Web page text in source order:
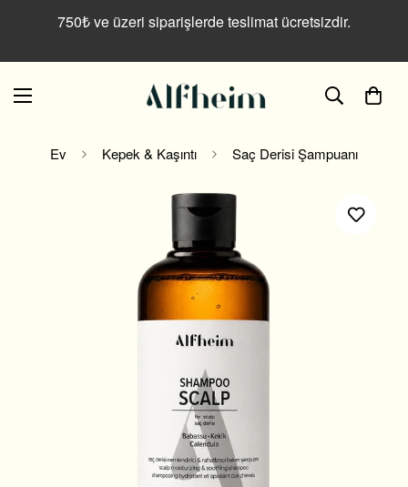
750₺ ve üzeri siparişlerde teslimat ücretsizdir.
Ev Kepek & Kaşıntı Saç Derisi Şampuanı